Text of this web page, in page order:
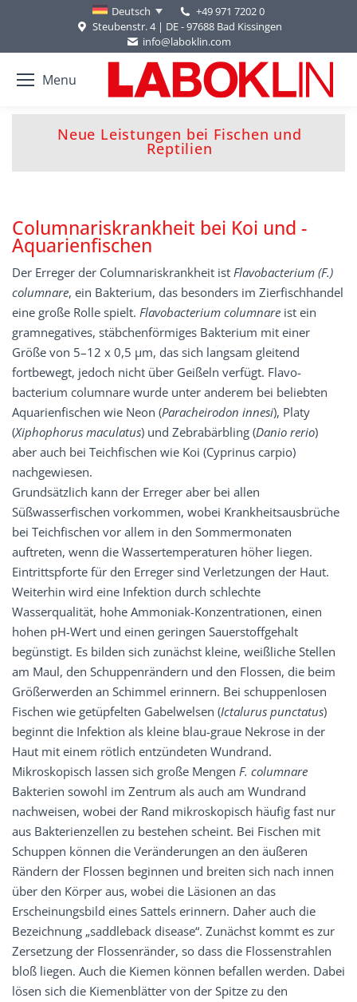
Deutsch
+49 971 7202 0
Steubenstr. 4 | DE - 97688 Bad Kissingen
info@laboklin.com
Menu
Neue Leistungen bei Fischen und
Reptilien
Sie befinden sich hier:
Columnariskrankheit bei Koi und ­
Aquarienfischen
Der Erreger der Columnariskrankheit ist Flavo­bacterium (F.)
columnare, ein Bakterium, das besonders im Zierfischhandel
eine große Rolle spielt. Flavobacterium columnare ist ein
gramnegatives, stäbchenförmiges Bakterium mit einer
Größe von 5–12 x 0,5 µm, das sich langsam gleitend
fortbewegt, jedoch nicht über Geißeln verfügt. Flavo­
bacterium columnare wurde unter anderem bei beliebten
Aquarienfischen wie Neon (Paracheirodon innesi), Platy
(Xiphophorus maculatus) und Zebrabärbling (Danio rerio)
aber auch bei Teichfischen wie Koi (Cyprinus carpio)
nachgewiesen.
Grundsätzlich kann der Erreger aber bei allen
Süßwasserfischen vorkommen, wobei Krankheitsausbrüche
bei Teichfischen vor allem in den Sommermonaten
auftreten, wenn die Wassertemperaturen höher liegen.
Eintrittspforte für den Erreger sind Verletzungen der Haut.
Weiterhin wird eine Infektion durch schlechte
Wasserqualität, hohe Ammoniak-Konzentrationen, einen
hohen pH-Wert und einen geringen Sauerstoffgehalt
begünstigt. Es bilden sich zunächst kleine, weißliche Stellen
am Maul, den Schuppenrändern und den Flossen, die beim
Größerwerden an Schimmel erinnern. Bei schuppenlosen
Fischen wie getüpfelten Gabel­welsen (Ictalurus punctatus)
beginnt die Infektion als kleine blau-graue Nekrose in der
Haut mit einem rötlich entzündeten Wundrand.
Mikroskopisch lassen sich große Mengen F. columnare
Bakterien sowohl im Zentrum als auch am Wundrand
nachweisen, wobei der Rand mikroskopisch häufig fast nur
aus Bakterienzellen zu bestehen scheint. Bei Fischen mit
Schuppen können die Veränderungen an den äußeren
Rändern der Flossen beginnen und breiten sich nach innen
über den Körper aus, wobei die Läsionen an das
Erscheinungsbild eines Sattels erinnern. Daher auch die
Bezeichnung „saddleback disease“. Zunächst kommt es zur
Zersetzung der Flossenränder, so dass die Flossenstrahlen
bloß liegen. Auch die Kiemen können befallen werden. Dabei
lösen sich die Kiemenblätter von der Spitze zu den